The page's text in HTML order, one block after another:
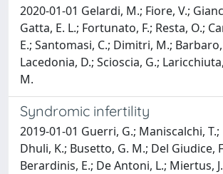
2020-01-01 Gelardi, M.; Fiore, V.;
Gatta, E. L.; Fortunato, F.; Resta, O.;
E.; Santomasi, C.; Dimitri, M.; Barbaro,
Lacedonia, D.; Scioscia, G.;
M.
Syndromic infertility
2019-01-01 Guerri, G.; Maniscalchi, T.;
Dhuli, K.; Busetto, G. M.; Del Giudice,
Berardinis, E.; De Antoni, L.; Miertus,